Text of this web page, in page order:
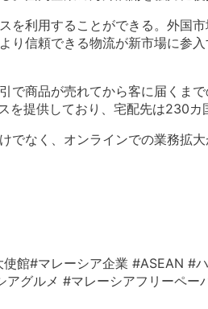
を利用することができる。 外国
より信頼できる物流が新市場に参
で商品が売れてから客に届くま
提供しており、 宅配先は230カ
でなく、 オンラインでの業務拡
館#マレーシア企業 #ASEAN #
グルメ #マレーシアフリーペー